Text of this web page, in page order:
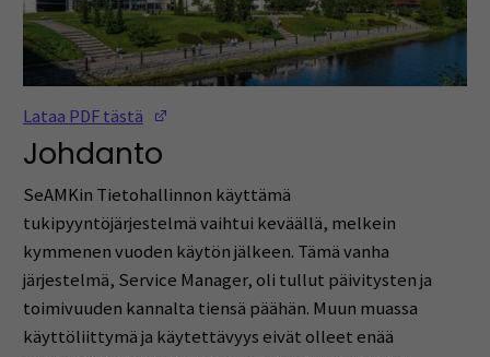
Lataa PDF tästä
Johdanto
SeAMKin Tietohallinnon käyttämä
tukipyyntöjärjestelmä vaihtui keväällä, melkein
kymmenen vuoden käytön jälkeen. Tämä vanha
järjestelmä, Service Manager, oli tullut päivitysten ja
toimivuuden kannalta tiensä päähän. Muun muassa
käyttöliittymä ja käytettävyys eivät olleet enää